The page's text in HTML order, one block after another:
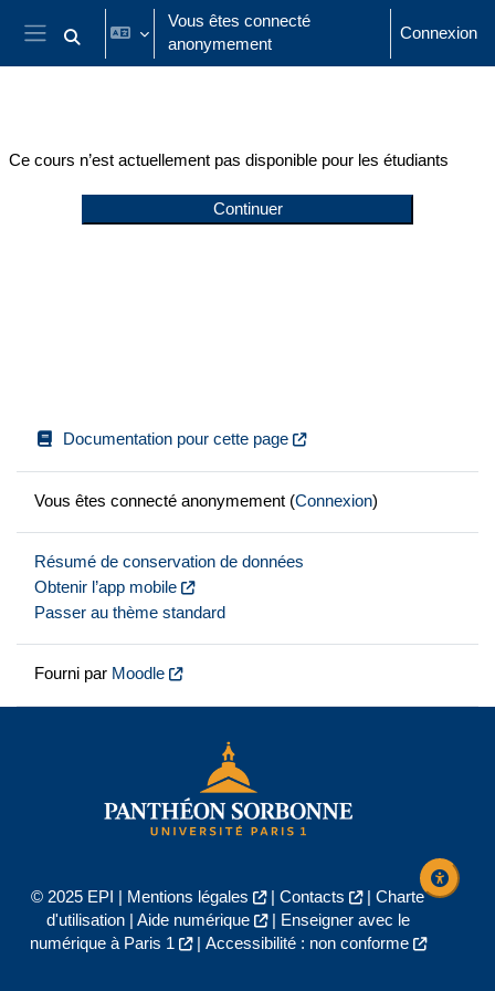
Passer au contenu principal
Panneau latéral
Activer/désactiver la saisie de recherche
Vous êtes connecté
anonymement
Connexion
Ce cours n’est actuellement pas disponible pour les étudiants
Continuer
Documentation pour cette page
Vous êtes connecté anonymement (Connexion)
Résumé de conservation de données
Obtenir l’app mobile
Passer au thème standard
Fourni par Moodle
© 2025 EPI | Mentions légales | Contacts | Charte
d'utilisation| Aide numérique |
Enseigner avec le
numérique à Paris 1
| Accessibilité : non conforme